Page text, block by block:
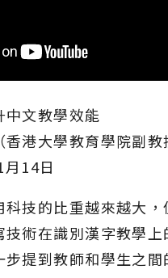
中文教學效能
港大學教育學院副教
14日
科技的比重越來越大
技術在識別漢字教學
步提到教師和學生之